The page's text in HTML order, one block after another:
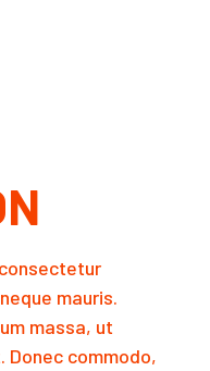
mauris.
massa, ut
commodo,